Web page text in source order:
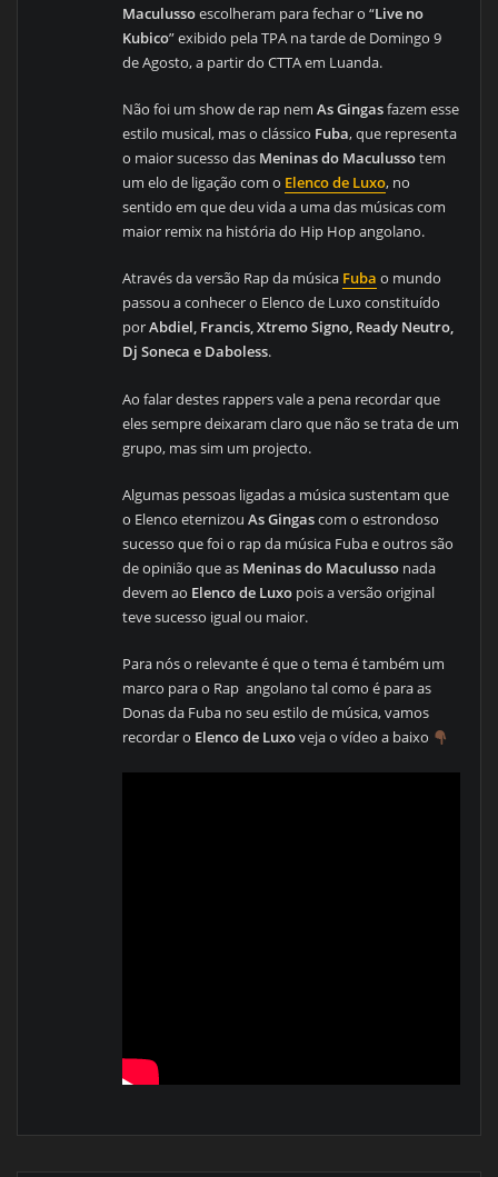
Maculussoescolheram para fechar o “Live no
Kubico” exibido pela TPA na tarde de Domingo 9
de Agosto, a partir do CTTA em Luanda.
Não foi um show de rap nemAs Gingasfazem esse
estilo musical, mas o clássico Fuba, que representa
o maior sucesso das Meninas do Maculussotem
um elo de ligação com o Elenco de Luxo, no
sentido em que deu vida a uma das músicas com
maior remix na história do Hip Hop angolano.
Através da versão Rap da música Fuba o mundo
passou a conhecer o Elenco de Luxo constituído
porAbdiel, Francis, Xtremo Signo, Ready Neutro,
Dj Soneca e Daboless.
Ao falar destes rappers vale a pena recordar que
eles sempre deixaram claro que não se trata de um
grupo, mas sim um projecto.
Algumas pessoas ligadas a música sustentam que
o Elenco eternizouAs Gingascom o estrondoso
sucesso que foi o rap da música Fuba e outros são
de opinião que as Meninas do Maculusso nada
devem ao Elenco de Luxo pois a versão original
teve sucesso igual ou maior.
Para nós o relevante é que o tema é também um
marco para o Rap angolano tal como é para as
Donas da Fuba no seu estilo de música, vamos
recordar o Elenco de Luxoveja o vídeo a baixo